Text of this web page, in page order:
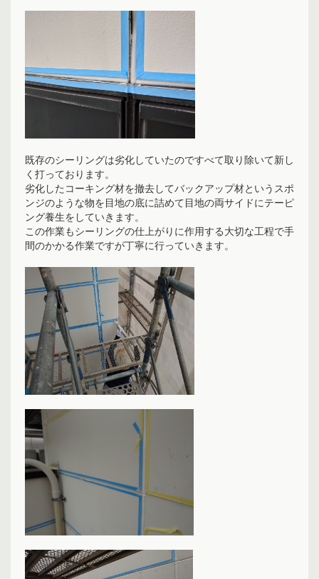
既存のシーリングは劣化していたのですべて取り除いて新し
く打っております。
劣化したコーキング材を撤去してバックアップ材というスポ
ンジのような物を目地の底に詰めて目地の両サイドにテーピ
ング養生をしていきます。
この作業もシーリングの仕上がりに作用する大切な工程で手
間のかかる作業ですが丁寧に行っていきます。